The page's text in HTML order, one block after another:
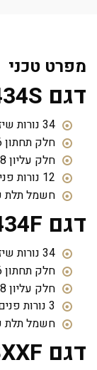
מפרט טכני
דגם 434S
34 נורות שיזוף
חלק תחתון 16 נורות 120 וואט, אורך 2 מטר
חלק עליון 18 נורות 120 וואט אורך 1.90 מטר
12 נורות פנים 36 וואט
חשמל תלת
דגם 434F
34 נורות שיזוף
חלק תחתון 16 נורות 120 וואט, אורך 2 מטר.
חלק עליון 18 נורות 100 וואט, אורך 1.80 מטר
3 נורות פנים 320 וואט
חשמל תלת
דגם 438XXF